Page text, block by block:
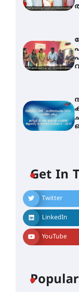
Get In
Twitter
LinkedIn
YouTube
Popular